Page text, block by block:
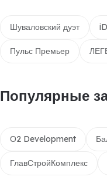
Шуваловский дуэт
Пульс Премьер
Популярные
О2 Development
ГлавСтройКомплекс